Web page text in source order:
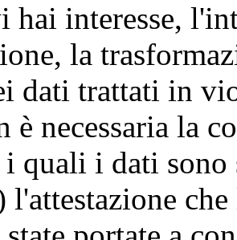
hai interesse,
la
dati trattati in
è necessaria la
quali i dati sono
l'attestazione